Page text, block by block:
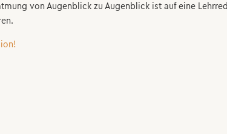
von Augenblick zu Augenblick ist auf eine